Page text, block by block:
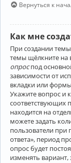
Вернуться к
Как мне
При создании
темы щёлкните на
опроспод
зависимости от
вкладки или
Укажите вопрос и
соответствующих
находится на
можете задать
пользователи
ответа», период
опрос будет
изменять